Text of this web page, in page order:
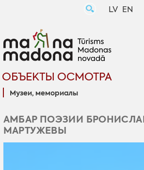
LV EN
ОБЪЕКТЫ ОСМОТРА
Музеи, мемориалы
АМБАР ПОЭЗИИ
МАРТУЖЕВЫ